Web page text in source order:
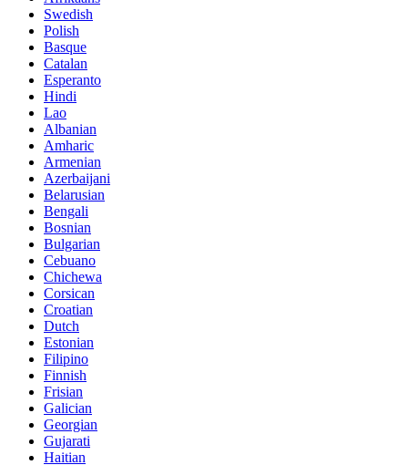
Swedish
Polish
Basque
Catalan
Esperanto
Hindi
Lao
Albanian
Amharic
Armenian
Azerbaijani
Belarusian
Bengali
Bosnian
Bulgarian
Cebuano
Chichewa
Corsican
Croatian
Dutch
Estonian
Filipino
Finnish
Frisian
Galician
Georgian
Gujarati
Haitian